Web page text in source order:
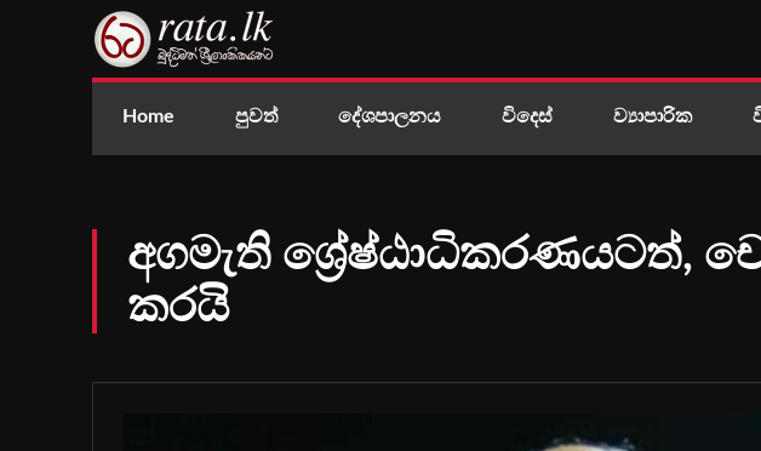
Home පුවත් දේශපාලනය විදෙස් ව්‍යාපාරික
අගමැති ශ්‍රේෂ්ඨාධිකරණයටත්,
කරයි